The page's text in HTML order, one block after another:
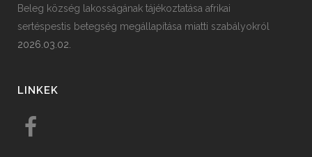
Beleg község lakosságának tájékoztatása afrikai
sertéspestis betegség megállapítása miatti szabályokról
2026.03.02.
LINKEK